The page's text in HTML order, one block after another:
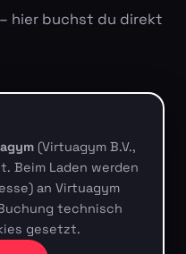
– hier buchst du direkt
(Virtuagym B.V.,
Beim Laden werden
an Virtuagym
technisch
gesetzt.